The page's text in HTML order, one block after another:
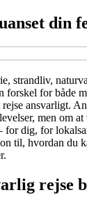
din
strandliv,
forskel for både
ansvarligt.
men om at
for dig, for
til, hvordan du
rejse